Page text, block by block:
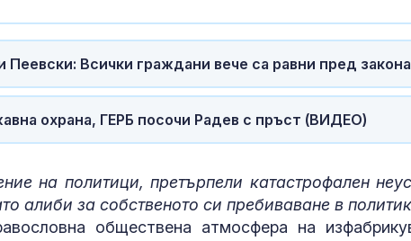
Всички граждани вече са равни пред закона
охрана, ГЕРБ посочи Радев с пръст (ВИДЕО)
на политици, претърпели катастрофален
алиби за собственото си пребиваване в
обществена атмосфера на
Покушения
Русия под
Камион спука
движение и
премаза кола